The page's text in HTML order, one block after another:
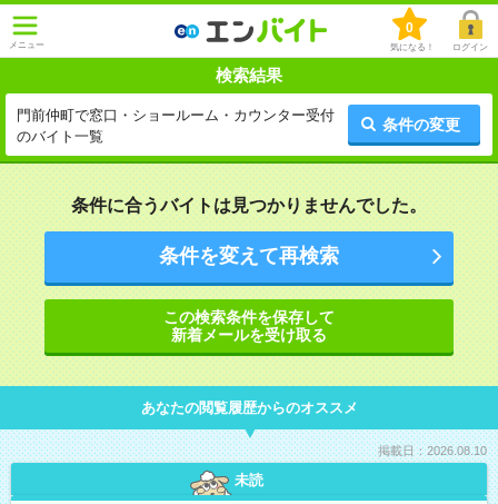
メニュー
0
気になる！ ログイン
検索結果
門前仲町で窓口・ショールーム・カウンター受付
のバイト一覧
条件の変更
条件に合うバイトは見つかりませんでした。
条件を変えて再検索
この検索条件を保存して
新着メールを受け取る
あなたの閲覧履歴からのオススメ
掲載日：2026.08.10
未読